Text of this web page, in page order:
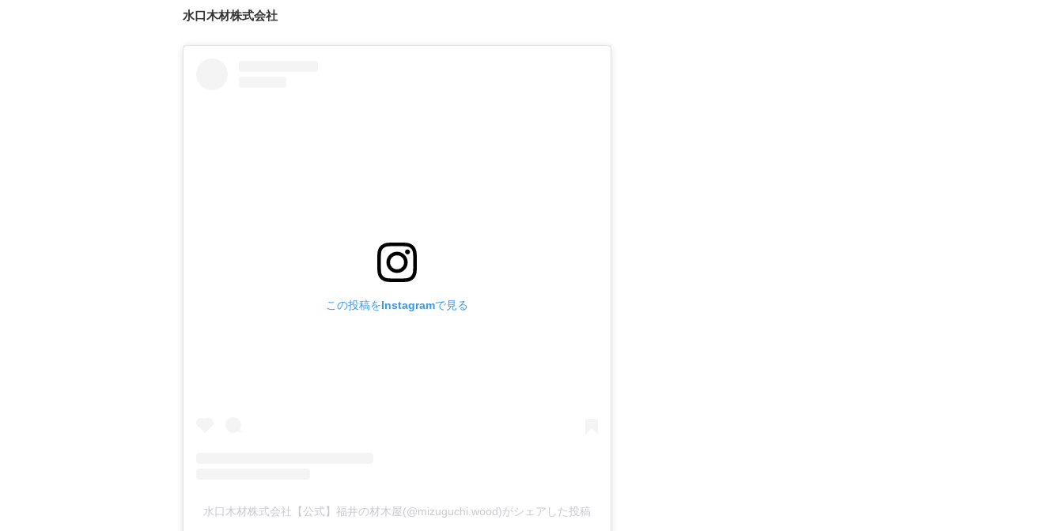
水口木材株式会社
この投稿をInstagramで見る
水口木材株式会社【公式】福井の材木屋(@mizuguchi.wood)がシェアした投稿